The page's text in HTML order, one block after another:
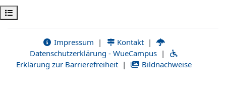
Open course index
Impressum | Kontakt |
Datenschutzerklärung - WueCampus |
Erklärung zur Barrierefreiheit | Bildnachweise